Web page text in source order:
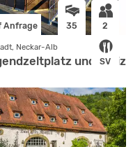
Anfrage 35 2
SV
Neckar-Alb
und